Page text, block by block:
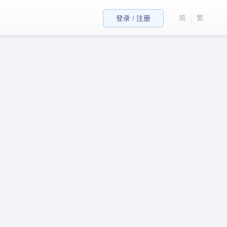
登录 / 注册 简 繁